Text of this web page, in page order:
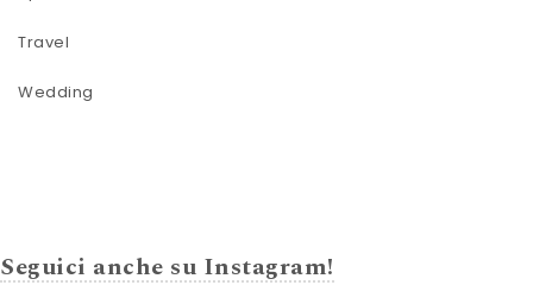
Travel
Wedding
Seguici anche su Instagram!